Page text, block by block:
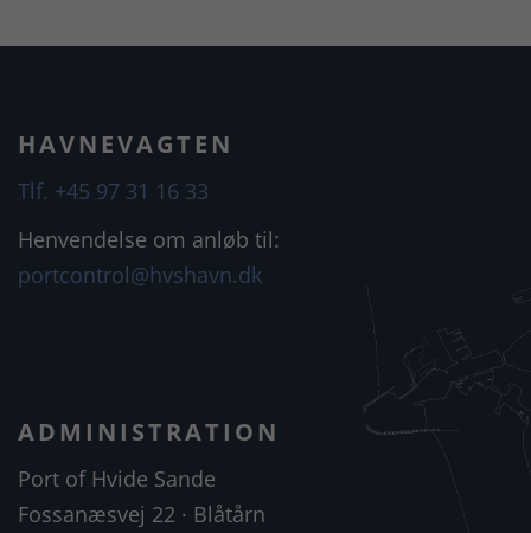
HAVNEVAGTEN
Tlf. +45 97 31 16 33
Henvendelse om anløb til:
portcontrol@hvshavn.dk
ADMINISTRATION
Port of Hvide Sande
Fossanæsvej 22 · Blåtårn